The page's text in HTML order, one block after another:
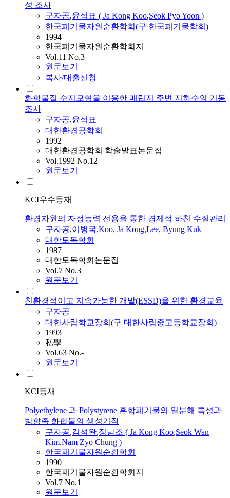
성 조사
구자공,윤석표 ( Ja Kong Koo,Seok Pyo Yoon )
한국폐기물자원순환학회(구 한국폐기물학회)
1994
한국폐기물자원순환학회지
Vol.11 No.3
원문보기
복사/대출신청
화학물질 수지모형을 이용한 매립지 주변 지하수의 거동
조사
구자공,윤석표
대한환경공학회
1992
대한환경공학회 학술발표논문집
Vol.1992 No.12
원문보기
KCI우수등재
환경자원의 자정능력 선용을 통한 경제적 하천 수질관리
구자공,이병국,Koo, Ja Kong,Lee, Byung Kuk
대한토목학회
1987
대한토목학회논문집
Vol.7 No.3
원문보기
친환경적이고 지속가능한 개발(ESSD)을 위한 환경교육
구자공
대한사립학교장회(구 대한사립중고등학교장회)
1993
私學
Vol.63 No.-
원문보기
KCI등재
Polyethylene 과 Polystyrene 혼합폐기물의 열분해 특성과
방향족 화합물의 생성기작
구자공,김석완,정남조 ( Ja Kong Koo,Seok Wan
Kim,Nam Zyo Chung )
한국폐기물자원순환학회
1990
한국폐기물자원순환학회지
Vol.7 No.1
원문보기